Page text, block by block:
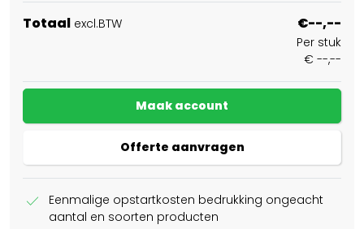
Totaal excl.BTW €--,--
Per stuk
€ --,--
Maak account
Offerte aanvragen
check
Eenmalige opstartkosten bedrukking ongeacht
aantal en soorten producten